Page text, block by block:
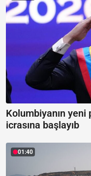
Kolumbiyanın
icrasına başlayıb
01:40